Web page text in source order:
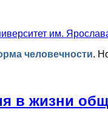
им.
человечности.
в жизни